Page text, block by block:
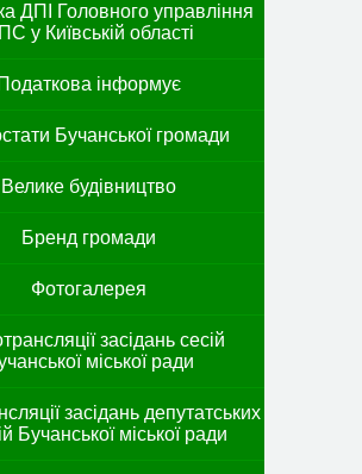
ДПІ Головного управління
у Київській області
Податкова інформує
Бучанської громади
Велике будівництво
Бренд громади
Фотогалерея
засідань сесій
міської ради
засідань депутатських
Бучанської міської ради